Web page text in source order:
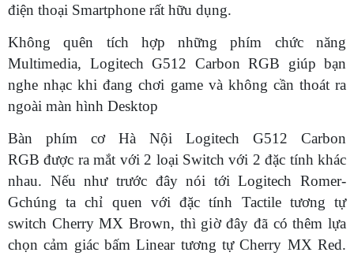
điện thoại Smartphone rất hữu dụng.
Không quên tích hợp những phím chức năng
Multimedia, Logitech G512 Carbon RGB giúp bạn
nghe nhạc khi đang chơi game và không cần thoát ra
ngoài màn hình Desktop
Bàn phím cơ Hà Nội Logitech G512 Carbon
RGB được ra mắt với 2 loại Switch với 2 đặc tính khác
nhau. Nếu như trước đây nói tới Logitech Romer-
Gchúng ta chỉ quen với đặc tính Tactile tương tự
switch Cherry MX Brown, thì giờ đây đã có thêm lựa
chọn cảm giác bấm Linear tương tự Cherry MX Red.